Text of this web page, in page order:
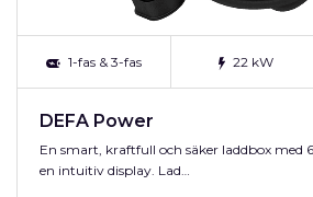
1-fas & 3-fas 22 kW
DEFA Power
En smart, kraftfull och säker laddbox med
en intuitiv display. Lad…